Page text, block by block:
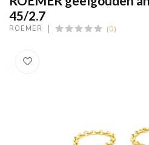
45/2.7
ROEMER (0)